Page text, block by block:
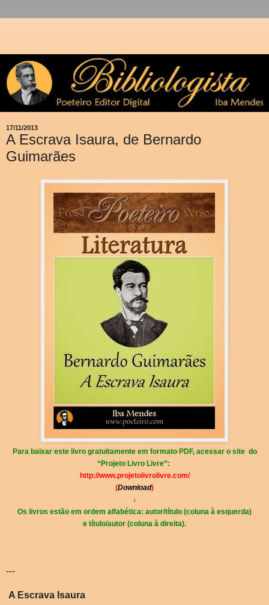
17/11/2013
A Escrava Isaura, de Bernardo
Guimarães
Para baixar este livro gratuitamente em formato PDF, acessar o site do
“Projeto Livro Livre”:
http://www.projetolivrolivre.com/
(Download)
↓
Os livros estão em ordem alfabética: autor/título (coluna à esquerda)
e título/autor (coluna à direita).
---
A Escrava Isaura